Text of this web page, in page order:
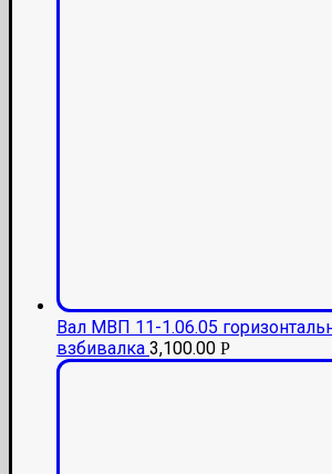
Вал МВП 11-1.06.05
взбивалка 3,100.00 Р